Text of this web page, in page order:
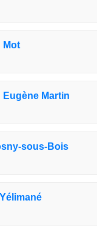
Mot
Eugène Martin
sous-Bois